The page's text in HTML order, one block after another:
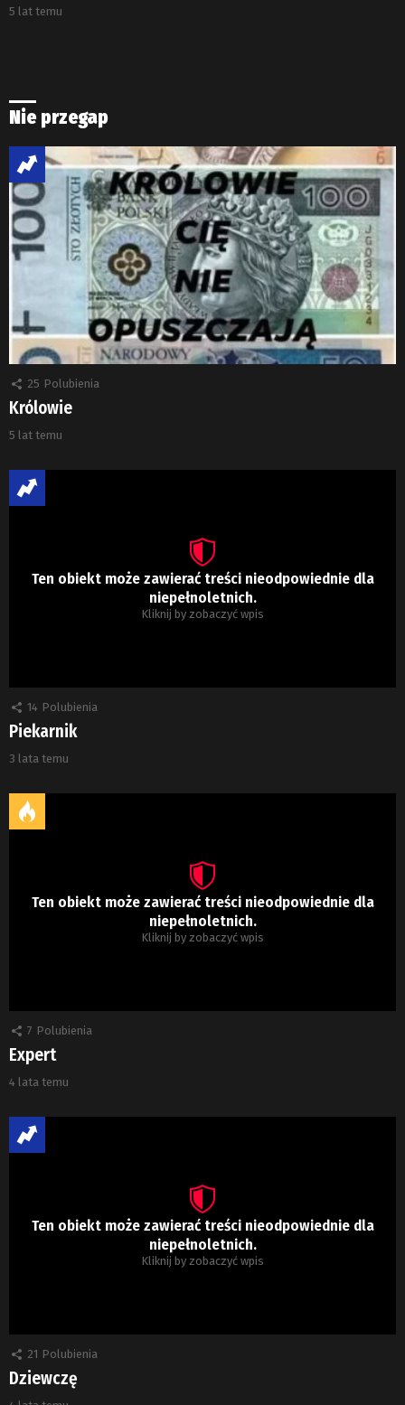
5 lat temu
Nie przegap
25 Polubienia
Królowie
5 lat temu
Ten obiekt może zawierać treści nieodpowiednie dla
niepełnoletnich.
Kliknij by zobaczyć wpis
14 Polubienia
Piekarnik
3 lata temu
Ten obiekt może zawierać treści nieodpowiednie dla
niepełnoletnich.
Kliknij by zobaczyć wpis
7 Polubienia
Expert
4 lata temu
Ten obiekt może zawierać treści nieodpowiednie dla
niepełnoletnich.
Kliknij by zobaczyć wpis
21 Polubienia
Dziewczę